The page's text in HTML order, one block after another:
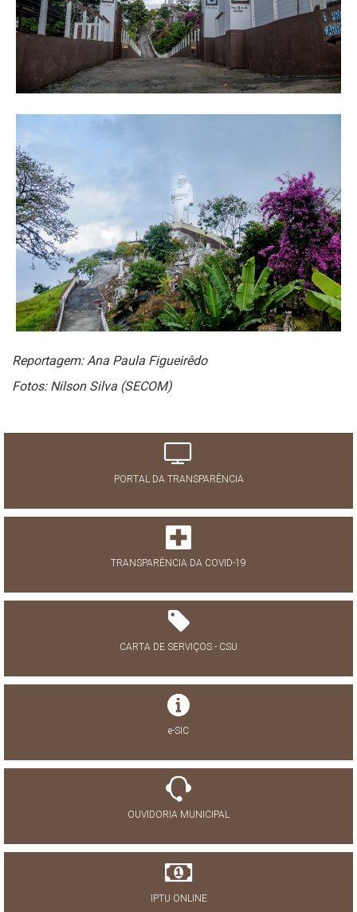
Reportagem: Ana Paula Figueirêdo
Fotos: Nilson Silva (SECOM)
PORTAL DA TRANSPARÊNCIA
TRANSPARÊNCIA DA COVID-19
CARTA DE SERVIÇOS - CSU
e-SIC
OUVIDORIA MUNICIPAL
IPTU ONLINE